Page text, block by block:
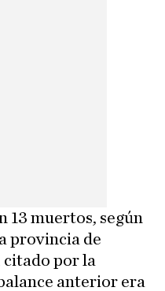
13 muertos, según
provincia de
citado por la
anterior era